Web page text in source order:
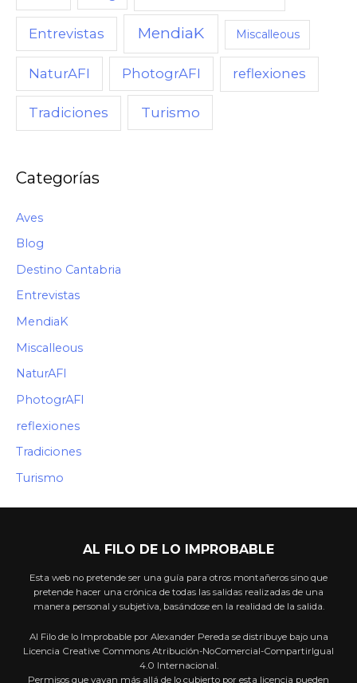
Entrevistas MendiaK Miscalleous
NaturAFI PhotogrAFI reflexiones
Tradiciones Turismo
Categorías
Aves
Blog
Destino Cantabria
Entrevistas
MendiaK
Miscalleous
NaturAFI
PhotogrAFI
reflexiones
Tradiciones
Turismo
AL FILO DE LO IMPROBABLE
Esta web no pretende ser una guía para otros montañeros sino que
pretende hacer una crónica de todas las salidas realizadas de una
manera personal y subjetiva, basándose en la realidad de la salida.
Al Filo de lo Improbable por Alexander Pereda se distribuye bajo una
Licencia Creative Commons Atribución-NoComercial-CompartirIgual
4.0 Internacional.
Permisos que vayan más allá de lo cubierto por esta licencia pueden